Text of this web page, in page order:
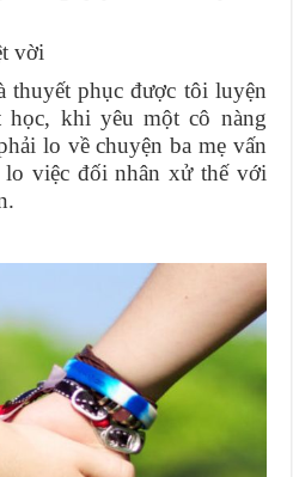
vời
phục được tôi luyện
khi yêu một cô nàng
lo về chuyện ba mẹ vấn
lo việc đối nhân xử thế với